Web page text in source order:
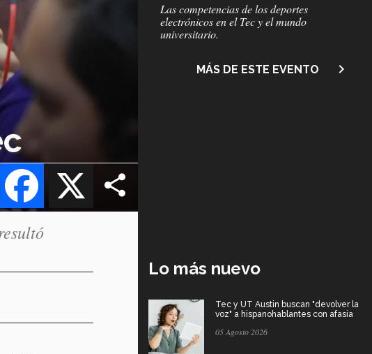
X
Facebook
Subtítulo
Las competencias de los deportes
electrónicos en el Tec y el mundo
universitario.
MÁS DE ESTE EVENTO navigate_next
Lo más nuevo
Tec y UT Austin buscan "devolver la
voz" a hispanohablantes con afasia
05 Agosto 2026